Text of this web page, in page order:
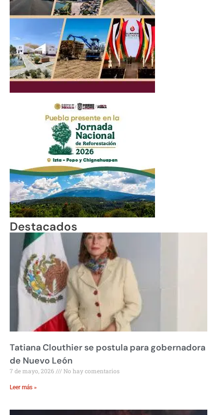
Destacados
Tatiana Clouthier se postula para gobernadora
de Nuevo León
7 de mayo, 2026 No hay comentarios
Leer más »